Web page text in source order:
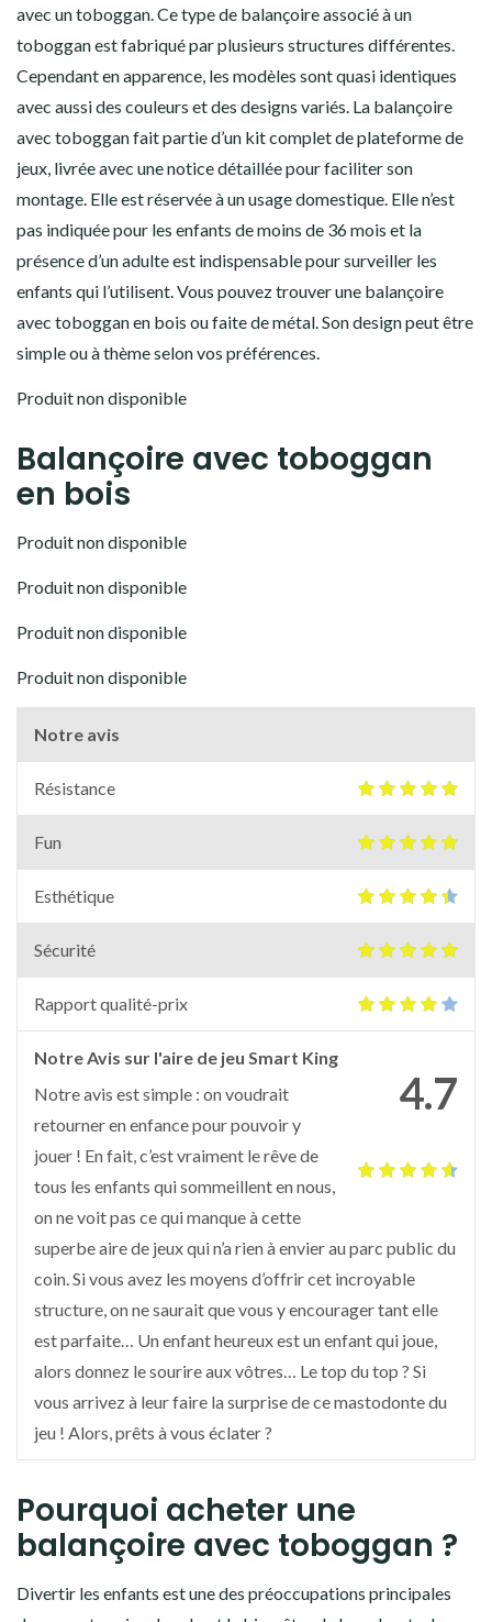
avec un toboggan. Ce type de balançoire associé à un
toboggan est fabriqué par plusieurs structures différentes.
Cependant en apparence, les modèles sont quasi identiques
avec aussi des couleurs et des designs variés. La balançoire
avec toboggan fait partie d’un kit complet de plateforme de
jeux, livrée avec une notice détaillée pour faciliter son
montage. Elle est réservée à un usage domestique. Elle n’est
pas indiquée pour les enfants de moins de 36 mois et la
présence d’un adulte est indispensable pour surveiller les
enfants qui l’utilisent. Vous pouvez trouver une balançoire
avec toboggan en bois ou faite de métal. Son design peut être
simple ou à thème selon vos préférences.
Produit non disponible
Balançoire avec toboggan
en bois
Produit non disponible
Produit non disponible
Produit non disponible
Produit non disponible
Notre avis
Résistance
Fun
Esthétique
Sécurité
Rapport qualité-prix
4.7
Notre Avis sur l'aire de jeu Smart King
Notre avis est simple : on voudrait
retourner en enfance pour pouvoir y
jouer ! En fait, c’est vraiment le rêve de
tous les enfants qui sommeillent en nous,
on ne voit pas ce qui manque à cette
superbe aire de jeux qui n’a rien à envier au parc public du
coin. Si vous avez les moyens d’offrir cet incroyable
structure, on ne saurait que vous y encourager tant elle
est parfaite… Un enfant heureux est un enfant qui joue,
alors donnez le sourire aux vôtres… Le top du top ? Si
vous arrivez à leur faire la surprise de ce mastodonte du
jeu ! Alors, prêts à vous éclater ?
Pourquoi acheter une
balançoire avec toboggan ?
Divertir les enfants est une des préoccupations principales